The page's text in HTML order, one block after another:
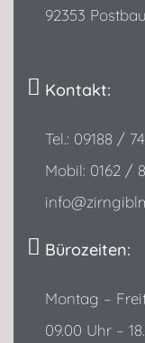
92353
Kontakt:
Tel.: 09188 /
Mobil: 0162 /
Bürozeiten:
Montag –
09.00 Uhr –